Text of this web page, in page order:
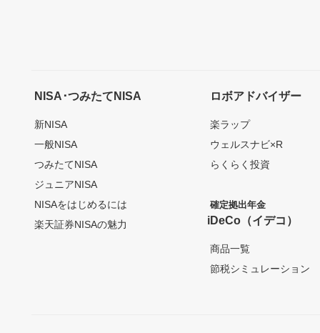
NISA･つみたてNISA
新NISA
一般NISA
つみたてNISA
ジュニアNISA
NISAをはじめるには
楽天証券NISAの魅力
ロボアドバイザー
楽ラップ
ウェルスナビ×R
らくらく投資
確定拠出年金
iDeCo（イデコ）
商品一覧
節税シミュレーション